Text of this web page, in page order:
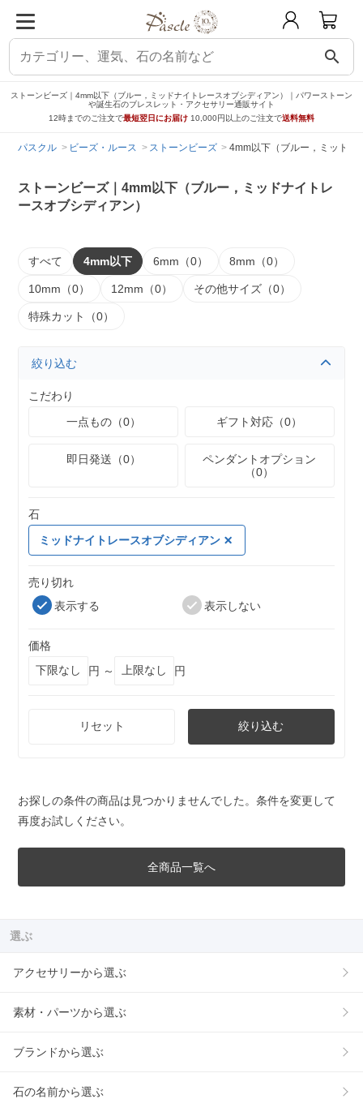
search
ストーンビーズ｜4mm以下（ブルー，ミッドナイトレースオブシディアン）｜パワーストーン
や誕生石のブレスレット・アクセサリー通販サイト
12時までのご注文で最短翌日にお届け 10,000円以上のご注文で送料無料
パスクル ビーズ・ルース ストーンビーズ 4mm以下（ブルー，ミッドナ
ストーンビーズ｜4mm以下（ブルー，ミッドナイトレ
ースオブシディアン）
すべて 4mm以下 6mm（0） 8mm（0）
10mm（0） 12mm（0） その他サイズ（0）
特殊カット（0）
絞り込む
こだわり
一点もの（0）
ギフト対応（0）
即日発送（0）
ペンダントオプション
（0）
石
ミッドナイトレースオブシディアン
売り切れ
表示する
表示しない
価格
円 ～
円
リセット 絞り込む
お探しの条件の商品は見つかりませんでした。条件を変更して
再度お試しください。
全商品一覧へ
選ぶ
アクセサリーから選ぶ
素材・パーツから選ぶ
ブランドから選ぶ
石の名前から選ぶ